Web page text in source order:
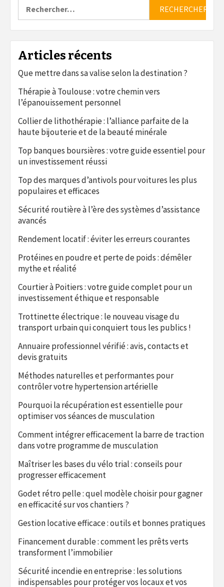
Articles récents
Que mettre dans sa valise selon la destination ?
Thérapie à Toulouse : votre chemin vers
l’épanouissement personnel
Collier de lithothérapie : l’alliance parfaite de la
haute bijouterie et de la beauté minérale
Top banques boursières : votre guide essentiel pour
un investissement réussi
Top des marques d’antivols pour voitures les plus
populaires et efficaces
Sécurité routière à l’ère des systèmes d’assistance
avancés
Rendement locatif : éviter les erreurs courantes
Protéines en poudre et perte de poids : démêler
mythe et réalité
Courtier à Poitiers : votre guide complet pour un
investissement éthique et responsable
Trottinette électrique : le nouveau visage du
transport urbain qui conquiert tous les publics !
Annuaire professionnel vérifié : avis, contacts et
devis gratuits
Méthodes naturelles et performantes pour
contrôler votre hypertension artérielle
Pourquoi la récupération est essentielle pour
optimiser vos séances de musculation
Comment intégrer efficacement la barre de traction
dans votre programme de musculation
Maîtriser les bases du vélo trial : conseils pour
progresser efficacement
Godet rétro pelle : quel modèle choisir pour gagner
en efficacité sur vos chantiers ?
Gestion locative efficace : outils et bonnes pratiques
Financement durable : comment les prêts verts
transforment l’immobilier
Sécurité incendie en entreprise : les solutions
indispensables pour protéger vos locaux et vos